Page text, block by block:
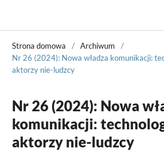
Strona domowa / Archiwum
/
Nr 26 (2024): Nowa władza komunikacji:
aktorzy nie-ludzcy
Nr 26 (2024): Nowa
komunikacji:
aktorzy nie-ludzcy